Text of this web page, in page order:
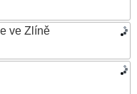
ve Zlíně